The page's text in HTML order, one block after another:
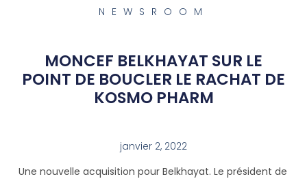
NEWSROOM
MONCEF BELKHAYAT SUR LE
POINT DE BOUCLER LE RACHAT DE
KOSMO PHARM
janvier 2, 2022
Une nouvelle acquisition pour Belkhayat. Le président de